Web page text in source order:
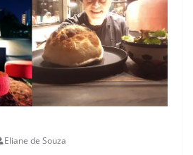
Eliane de Souza